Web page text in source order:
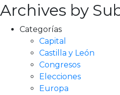
Archives by
Categorías
Capital
Castilla y León
Congresos
Elecciones
Europa